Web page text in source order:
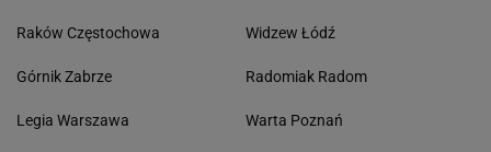
Raków Częstochowa
Górnik Zabrze
Legia Warszawa
Widzew Łódź
Radomiak Radom
Warta Poznań